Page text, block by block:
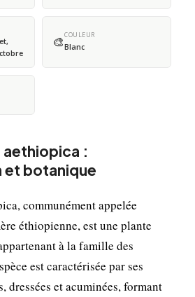
🎨COULEUR
Blanc
aethiopica :
botanique
communément appelée
éthiopienne, est une plante
à la famille des
est caractérisée par ses
dressées et acuminées, formant